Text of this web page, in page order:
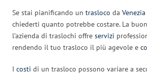
Se stai pianificando un trasloco da Venezia
chiederti quanto potrebbe costare. La
l’azienda di traslochi offre servizi
rendendo il tuo trasloco il più agevole e
I costi di un trasloco possono variare a